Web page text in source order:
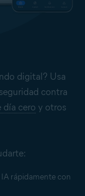
digital? Usa
contra
día cero y otros
rápidamente con